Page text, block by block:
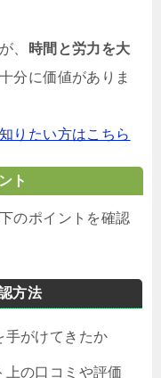
、
時間と労力を大
分に価値がありま
りたい方はこちら
ト
のポイントを確認
方法
手がけてきたか
上の口コミや評価